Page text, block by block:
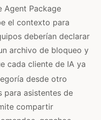
Agent Package
el contexto para
deberían declarar
archivo de bloqueo y
cada cliente de IA ya
desde otro
para asistentes de
compartir